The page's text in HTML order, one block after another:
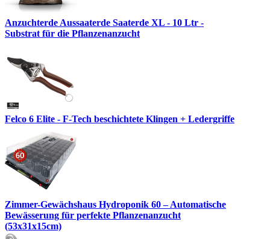
Anzuchterde Aussaaterde Saaterde XL - 10 Ltr -
Substrat für die Pflanzenanzucht
Felco 6 Elite - F-Tech beschichtete Klingen + Ledergriffe
Zimmer-Gewächshaus Hydroponik 60 – Automatische
Bewässerung für perfekte Pflanzenanzucht
(53x31x15cm)